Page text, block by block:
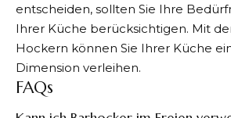
entscheiden, sollten Sie Ihre
Ihrer Küche berücksichtigen. Mit
Hockern können Sie Ihrer Küche
Dimension verleihen.
FAQs